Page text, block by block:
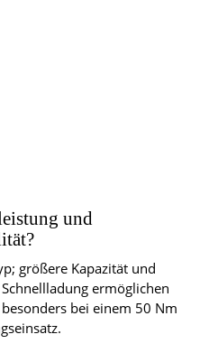
und
größere Kapazität und
ermöglichen
bei einem 50 Nm